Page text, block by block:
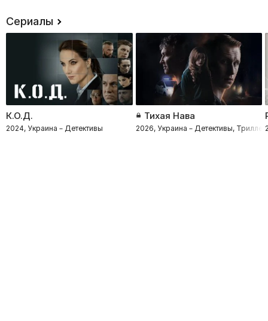
Сериалы
К.О.Д.
2024, Украина – Детективы
Тихая Нава
2026, Украина – Детективы,